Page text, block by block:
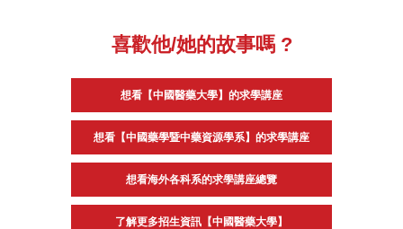
喜歡他/她的故事嗎 ?
想看【中國醫藥大學】的求學講座
想看【中國藥學暨中藥資源學系】的求學講座
想看海外各科系的求學講座總覽
了解更多招生資訊【中國醫藥大學】